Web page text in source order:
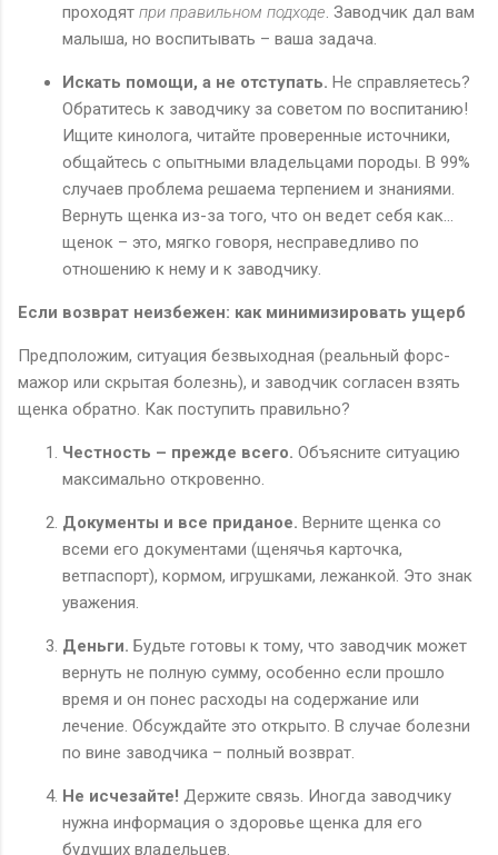
проходят при правильном подходе . Заводчик дал вам
малыша, но воспитывать – ваша задача.
Искать помощи, а не отступать. Не справляетесь?
Обратитесь к заводчику за советом по воспитанию!
Ищите кинолога, читайте проверенные источники,
общайтесь с опытными владельцами породы. В 99%
случаев проблема решаема терпением и знаниями.
Вернуть щенка из-за того, что он ведет себя как...
щенок – это, мягко говоря, несправедливо по
отношению к нему и к заводчику.
Если возврат неизбежен: как минимизировать ущерб
Предположим, ситуация безвыходная (реальный форс-
мажор или скрытая болезнь), и заводчик согласен взять
щенка обратно. Как поступить правильно?
Честность – прежде всего. Объясните ситуацию
максимально откровенно.
Документы и все приданое. Верните щенка со
всеми его документами (щенячья карточка,
ветпаспорт), кормом, игрушками, лежанкой. Это знак
уважения.
Деньги. Будьте готовы к тому, что заводчик может
вернуть не полную сумму, особенно если прошло
время и он понес расходы на содержание или
лечение. Обсуждайте это открыто. В случае болезни
по вине заводчика – полный возврат.
Не исчезайте! Держите связь. Иногда заводчику
нужна информация о здоровье щенка для его
будущих владельцев.